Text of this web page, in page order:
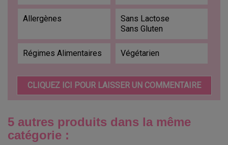
Allergènes
Sans Lactose
Sans Gluten
Régimes Alimentaires Végétarien
CLIQUEZ ICI POUR LAISSER UN COMMENTAIRE
5 autres produits dans la même
catégorie :